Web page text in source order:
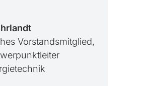
Vorstandsmitglied,